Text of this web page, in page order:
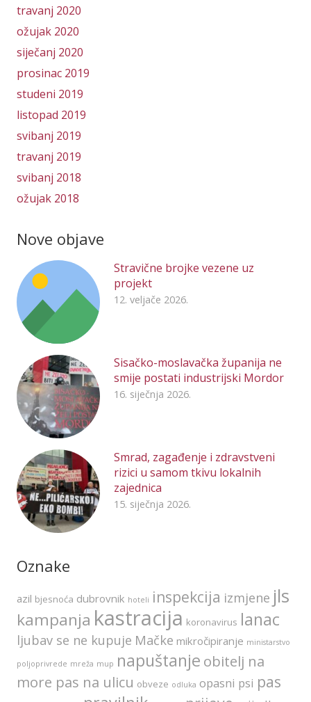
travanj 2020
ožujak 2020
siječanj 2020
prosinac 2019
studeni 2019
listopad 2019
svibanj 2019
travanj 2019
svibanj 2018
ožujak 2018
Nove objave
Stravične brojke vezene uz
projekt
12. veljače 2026.
Sisačko-moslavačka županija ne
smije postati industrijski Mordor
16. siječnja 2026.
Smrad, zagađenje i zdravstveni
rizici u samom tkivu lokalnih
zajednica
15. siječnja 2026.
Oznake
azil bjesnoća dubrovnik hoteli inspekcija izmjene jls
kampanja kastracija koronavirus lanac
ljubav se ne kupuje Mačke mikročipiranje ministarstvo
poljoprivrede mreža mup napuštanje obitelj na
more pas na ulicu obveze odluka opasni psi pas